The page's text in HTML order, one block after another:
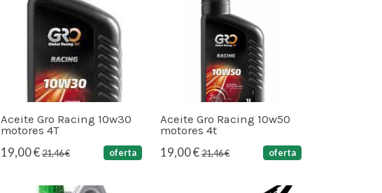
Aceite Gro Racing 10w30
motores 4T
19,00 €21,46 € oferta
Aceite Gro Racing 10w50
motores 4t
19,00 €21,46 € oferta